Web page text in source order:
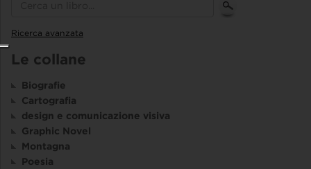
Ricerca avanzata
Le collane
Biografie
Cartografia
design e comunicazione visiva
Graphic Novel
Montagna
Poesia